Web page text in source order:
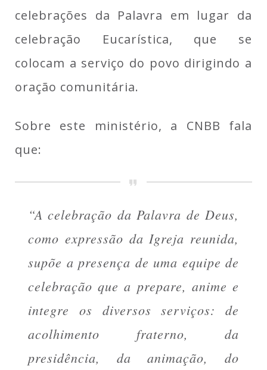
celebrações da Palavra em lugar da
celebração Eucarística, que se
colocam a serviço do povo dirigindo a
oração comunitária.
Sobre este ministério, a CNBB fala
que:
“A celebração da Palavra de Deus,
como expressão da Igreja reunida,
supõe a presença de uma equipe de
celebração que a prepare, anime e
integre os diversos serviços: de
acolhimento fraterno, da
presidência, da animação, do